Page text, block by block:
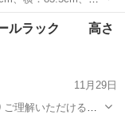
どの状態】下段の布
ワイシャツ等の軽め
ールラック 高さ
89
11月29日